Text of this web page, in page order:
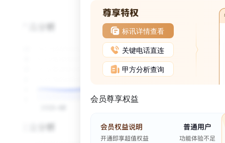
标讯详情查看
关键电话直连
甲方分析查询
会员尊享权益